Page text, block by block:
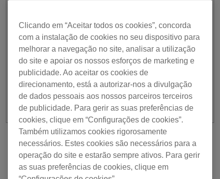
Por vezes, nem todas as listas de reprodução
eram apresentadas no ecrã do equipamento de DJ
ao usar a função LINK EXPORT.
Estabilidade melhorada e correção de outros
problemas menores.
Anterior Voltar à lista Seguinte
Clicando em “Aceitar todos os cookies”, concorda
com a instalação de cookies no seu dispositivo para
melhorar a navegação no site, analisar a utilização
do site e apoiar os nossos esforços de marketing e
publicidade. Ao aceitar os cookies de
direcionamento, está a autorizar-nos a divulgação
de dados pessoais aos nossos parceiros terceiros
de publicidade. Para gerir as suas preferências de
cookies, clique em “Configurações de cookies”.
Também utilizamos cookies rigorosamente
necessários. Estes cookies são necessários para a
operação do site e estarão sempre ativos. Para gerir
as suas preferências de cookies, clique em